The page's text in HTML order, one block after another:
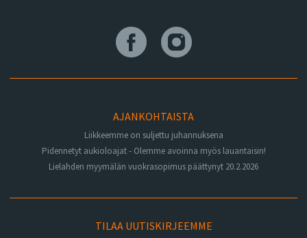
AJANKOHTAISTA
Liikkeemme on suljettu juhannuksena
Pidennetyt aukioloajat - Olemme avoinna myös lauantaisin!
Lielahden myymälän vuokrasopimus päättynyt 20.2.2026
TILAA UUTISKIRJEEMME